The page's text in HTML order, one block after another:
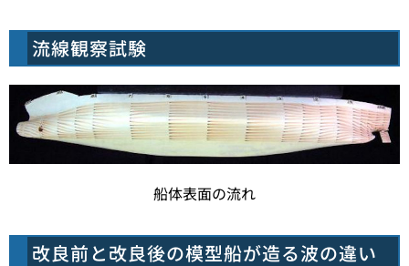
流線観察試験
船体表面の流れ
改良前と改良後の模型船が造る波の違い